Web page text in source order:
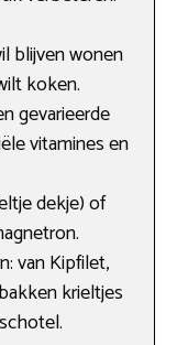
blijven wonen
koken.
gevarieerde
vitamines en
dekje) of
van Kipfilet,
krieltjes